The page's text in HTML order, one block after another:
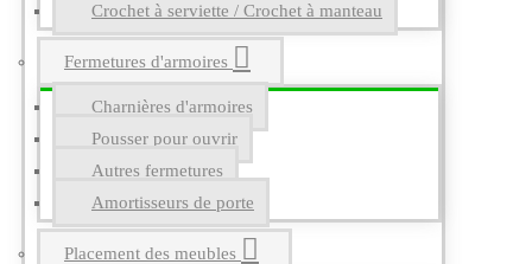
Crochet à serviette / Crochet à manteau
Fermetures d'armoires
Charnières d'armoires
Pousser pour ouvrir
Autres fermetures
Amortisseurs de porte
Placement des meubles